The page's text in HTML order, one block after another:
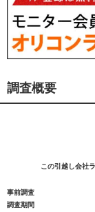
調査概要
この引越し会社
事前調査
調査期間